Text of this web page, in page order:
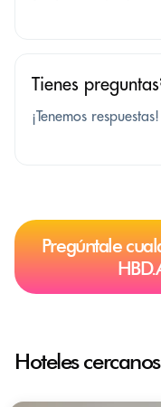
Tienes
¡Tenemos respuestas!
Pregúntale
Hoteles cercanos